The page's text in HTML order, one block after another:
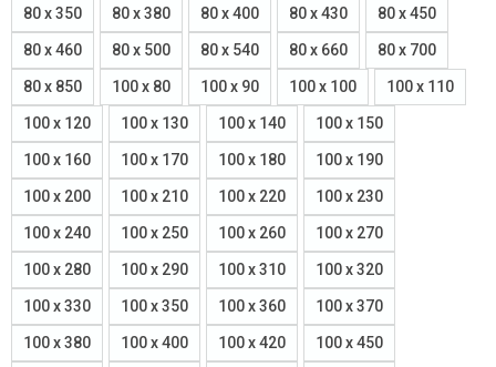
80 x 350 80 x 380 80 x 400 80 x 430 80 x 450
80 x 460 80 x 500 80 x 540 80 x 660 80 x 700
80 x 850 100 x 80 100 x 90 100 x 100 100 x 110
100 x 120 100 x 130 100 x 140 100 x 150
100 x 160 100 x 170 100 x 180 100 x 190
100 x 200 100 x 210 100 x 220 100 x 230
100 x 240 100 x 250 100 x 260 100 x 270
100 x 280 100 x 290 100 x 310 100 x 320
100 x 330 100 x 350 100 x 360 100 x 370
100 x 380 100 x 400 100 x 420 100 x 450